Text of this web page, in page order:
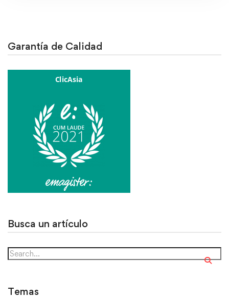
Garantía de Calidad
Busca un artículo
Temas